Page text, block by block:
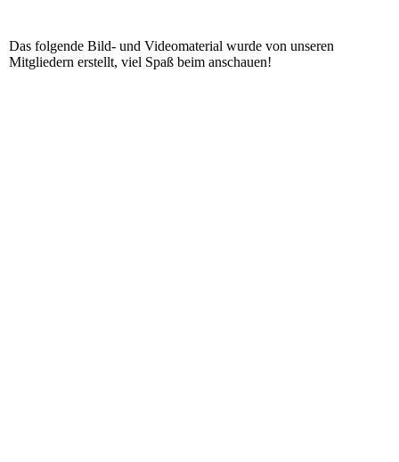
Das folgende Bild- und Videomaterial wurde von unseren
Mitgliedern erstellt, viel Spaß beim anschauen!